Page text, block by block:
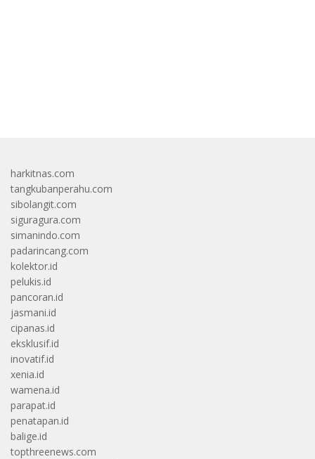
harkitnas.com
tangkubanperahu.com
sibolangit.com
siguragura.com
simanindo.com
padarincang.com
kolektor.id
pelukis.id
pancoran.id
jasmani.id
cipanas.id
eksklusif.id
inovatif.id
xenia.id
wamena.id
parapat.id
penatapan.id
balige.id
topthreenews.com